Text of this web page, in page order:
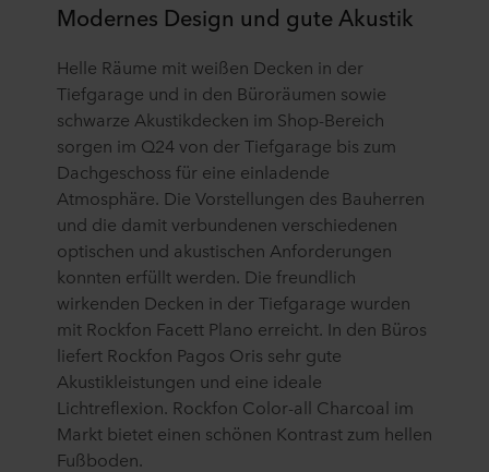
Modernes Design und gute Akustik
Helle Räume mit weißen Decken in der
Tiefgarage und in den Büroräumen sowie
schwarze Akustikdecken im Shop-Bereich
sorgen im Q24 von der Tiefgarage bis zum
Dachgeschoss für eine einladende
Atmosphäre. Die Vorstellungen des Bauherren
und die damit verbundenen verschiedenen
optischen und akustischen Anforderungen
konnten erfüllt werden. Die freundlich
wirkenden Decken in der Tiefgarage wurden
mit Rockfon Facett Plano erreicht. In den Büros
liefert Rockfon Pagos Oris sehr gute
Akustikleistungen und eine ideale
Lichtreflexion. Rockfon Color-all Charcoal im
Markt bietet einen schönen Kontrast zum hellen
Fußboden.